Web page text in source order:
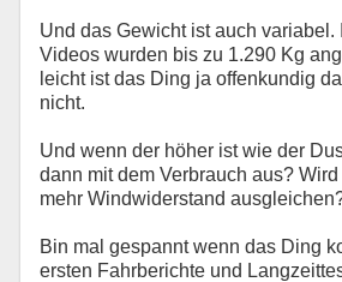
Und das Gewicht ist auch variabel.
Videos wurden bis zu 1.290 Kg
leicht ist das Ding ja offenkundig
nicht.
Und wenn der höher ist wie der
dann mit dem Verbrauch aus?
mehr Windwiderstand
Bin mal gespannt wenn das Ding
ersten Fahrberichte und